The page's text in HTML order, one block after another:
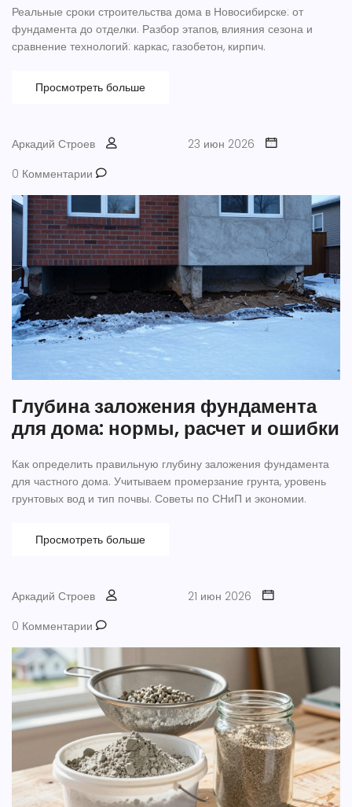
Реальные сроки строительства дома в Новосибирске: от
фундамента до отделки. Разбор этапов, влияния сезона и
сравнение технологий: каркас, газобетон, кирпич.
Просмотреть больше
Аркадий Строев
23 июн 2026
0 Комментарии
Глубина заложения фундамента
для дома: нормы, расчет и ошибки
Как определить правильную глубину заложения фундамента
для частного дома. Учитываем промерзание грунта, уровень
грунтовых вод и тип почвы. Советы по СНиП и экономии.
Просмотреть больше
Аркадий Строев
21 июн 2026
0 Комментарии